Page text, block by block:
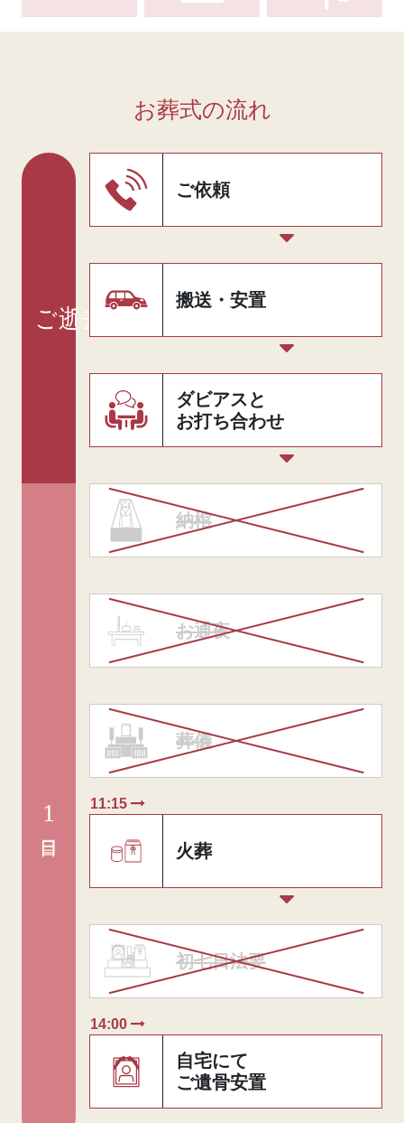
お葬式の流れ
ご逝去
ご依頼
搬送・安置
ダビアスと
お打ち合わせ
1
納棺
お通夜
葬儀
11:15
火葬
初七日法要
14:00
自宅にて
ご遺骨安置